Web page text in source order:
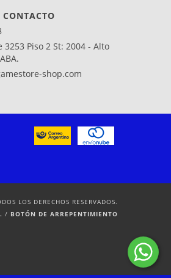
CONTACTO
3253 Piso 2 St: 2004 - Alto
shop.com
LOS DERECHOS RESERVADOS.
/ BOTÓN DE ARREPENTIMIENTO